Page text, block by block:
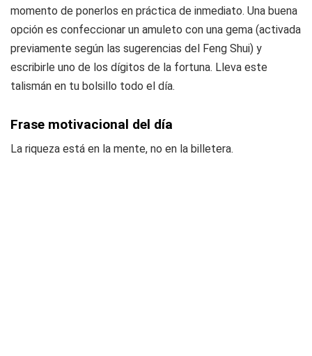
momento de ponerlos en práctica de inmediato. Una buena
opción es confeccionar un amuleto con una gema (activada
previamente según las sugerencias del Feng Shui) y
escribirle uno de los dígitos de la fortuna. Lleva este
talismán en tu bolsillo todo el día.
Frase motivacional del día
La riqueza está en la mente, no en la billetera.